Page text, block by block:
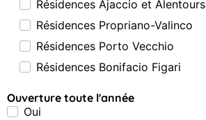
Résidences Ajaccio et Alentours
Résidences Propriano-Valinco
Résidences Porto Vecchio
Résidences Bonifacio Figari
Ouverture toute l'année
Oui